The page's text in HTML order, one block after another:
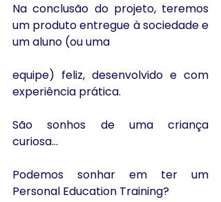
Na conclusão do projeto, teremos
um produto entregue à sociedade e
um aluno (ou uma
equipe) feliz, desenvolvido e com
experiência prática.
São sonhos de uma criança
curiosa...
Podemos sonhar em ter um
Personal Education Training?